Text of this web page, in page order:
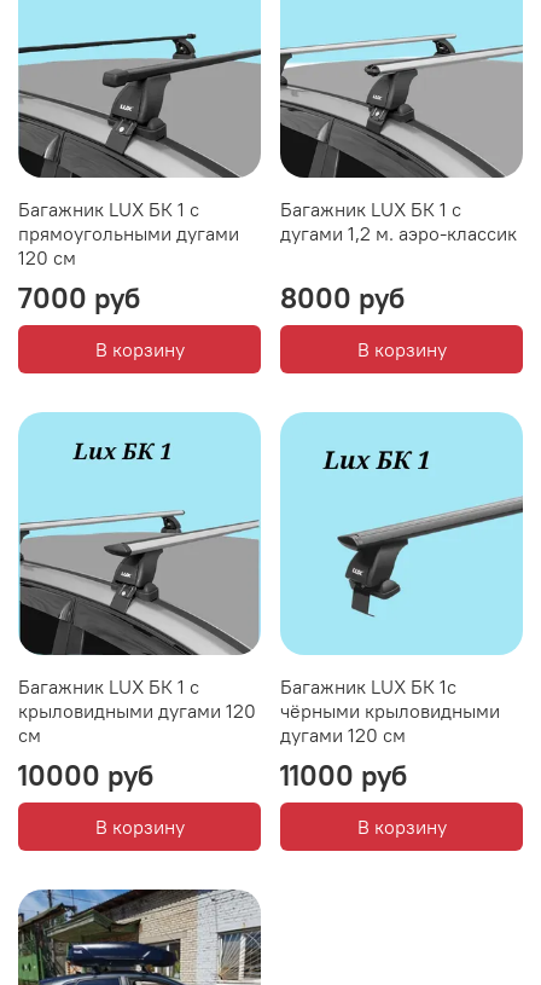
Багажник LUX БК 1 с
прямоугольными дугами
120 см
7000 руб
В корзину
Багажник LUX БК 1 с
дугами 1,2 м. аэро-классик
8000 руб
В корзину
Багажник LUX БК 1 с
крыловидными дугами 120
см
10000 руб
В корзину
Багажник LUX БК 1с
чёрными крыловидными
дугами 120 см
11000 руб
В корзину